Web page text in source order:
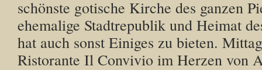
schönste gotische Kirche des ganzen
ehemalige Stadtrepublik und Heimat
hat auch sonst Einiges zu bieten.
Ristorante Il Convivio im Herzen von